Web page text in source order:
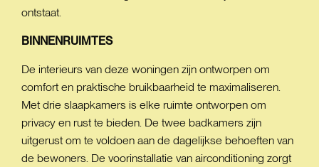
ontstaat.
BINNENRUIMTES
De interieurs van deze woningen zijn ontworpen om
comfort en praktische bruikbaarheid te maximaliseren.
Met drie slaapkamers is elke ruimte ontworpen om
privacy en rust te bieden. De twee badkamers zijn
uitgerust om te voldoen aan de dagelijkse behoeften van
de bewoners. De voorinstallatie van airconditioning zorgt